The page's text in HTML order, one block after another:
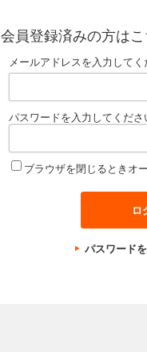
会員登録済みの方はこ
メールアドレスを入力して
パスワードを入力してくださ
ブラウザを閉じるときオ
パスワード